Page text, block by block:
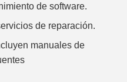
de software.
de reparación.
manuales de